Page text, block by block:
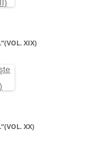
XIX)
XX)